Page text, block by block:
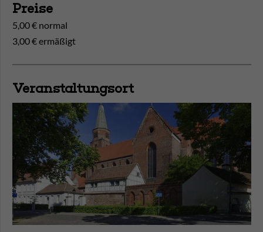
Preise
5,00 € normal
3,00 € ermäßigt
Veranstaltungsort